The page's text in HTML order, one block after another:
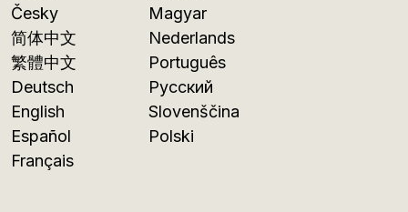
Česky
简体中文
繁體中文
Deutsch
English
Español
Français
Magyar
Nederlands
Português
Русский
Slovenščina
Polski